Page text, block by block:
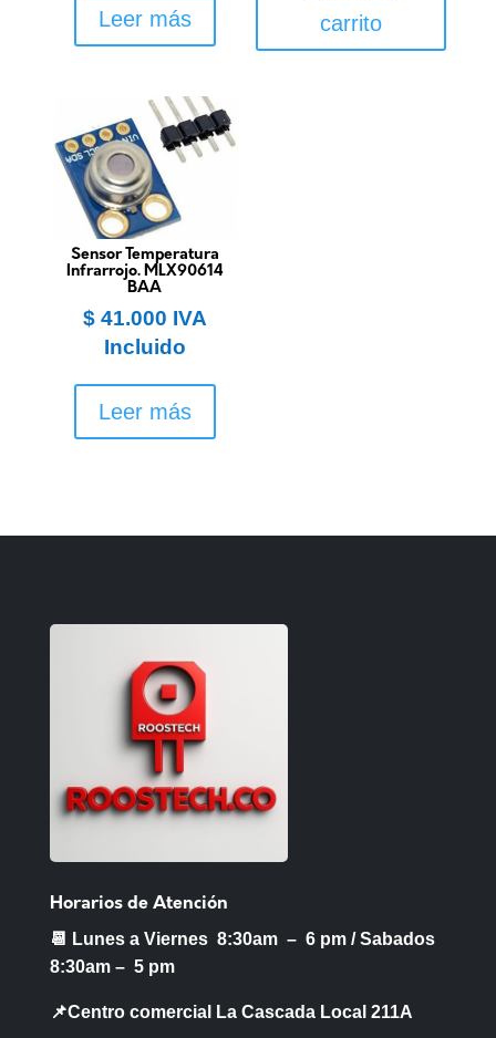
Leer más
carrito
Sensor Temperatura
Infrarrojo. MLX90614
BAA
$41.000 IVA
Incluido
Leer más
Horarios de Atención
📆 Lunes a Viernes 8:30am – 6 pm /Sabados
8:30am – 5 pm
📌Centro comercial La Cascada Local 211A